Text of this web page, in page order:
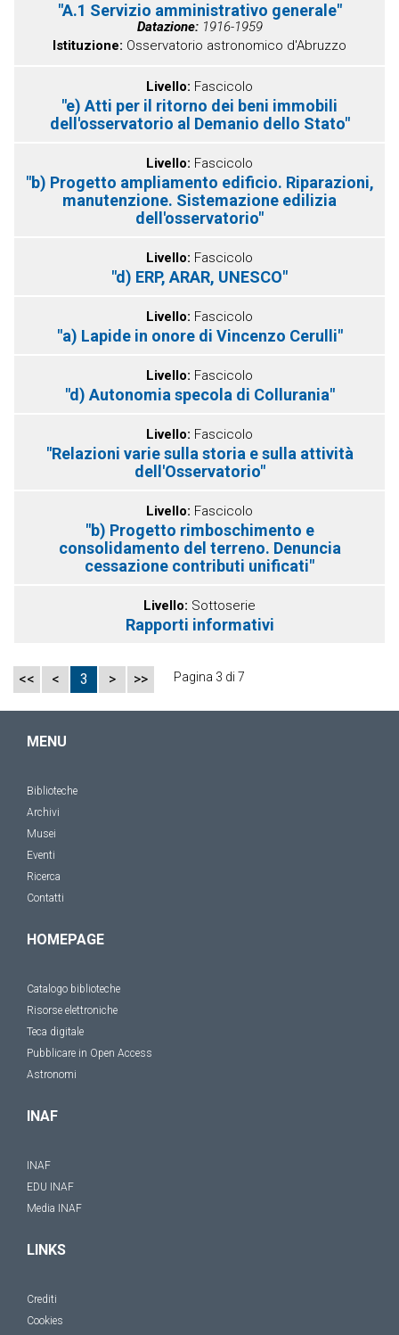
"A.1 Servizio amministrativo generale"
Datazione 1916-1959
Istituzione Osservatorio astronomico d'Abruzzo
Livello Fascicolo
"e) Atti per il ritorno dei beni immobili
dell'osservatorio al Demanio dello Stato"
Livello Fascicolo
"b) Progetto ampliamento edificio. Riparazioni,
manutenzione. Sistemazione edilizia
dell'osservatorio"
Livello Fascicolo
"d) ERP, ARAR, UNESCO"
Livello Fascicolo
"a) Lapide in onore di Vincenzo Cerulli"
Livello Fascicolo
"d) Autonomia specola di Collurania"
Livello Fascicolo
"Relazioni varie sulla storia e sulla attività
dell'Osservatorio"
Livello Fascicolo
"b) Progetto rimboschimento e
consolidamento del terreno. Denuncia
cessazione contributi unificati"
Livello Sottoserie
Rapporti informativi
<< < 3 > >> Pagina 3 di 7
MENU
Biblioteche
Archivi
Musei
Eventi
Ricerca
Contatti
HOMEPAGE
Catalogo biblioteche
Risorse elettroniche
Teca digitale
Pubblicare in Open Access
Astronomi
INAF
INAF
EDU INAF
Media INAF
LINKS
Crediti
Cookies